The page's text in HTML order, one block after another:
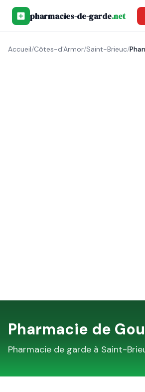
pharmacies-de-garde.net
Accueil/Côtes-d'Armor/Saint-Brieuc/
Pharmacie de
Pharmacie de garde à Saint-